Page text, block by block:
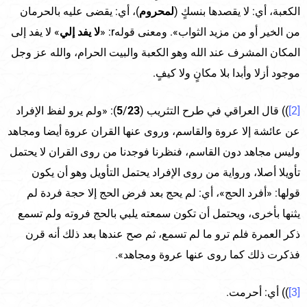
الكعبة، أي: لا يقصدها بنسكٍ (لمحروم)، أي: يقضى عليه بالحرمان
من الخير أو من مزيد الثواب». ومعنى قولهr: «
لا يفد إلي» لا يفد إلى
المكان المشرف عند الله وهو الكعبة والبيت الحرام، والله عز وجل
موجود أزلا وأبدا بلا مكانٍ ولا كيفٍ.
[2] )) قال العراقي في طرح التثريب ( 5/23
): «ولم يرو لفظ الإفراد
عن عائشة إلا عروة والقاسم، وروى عنها القران عروة أيضا ومجاهد
وليس مجاهد دون القاسم، فنظرنا فوجدنا من روى القران لا يحتمل
تأويلا أصلا، ورواية من روى الإفراد يحتمل التأويل وهو أن يكون
قولها: «أفرد الحج»، أي: لم يحج بعد فرض الحج إلا حجة فردة لم
يثنها بأخرى، ويحتمل أن تكون سمعته يلبي بالحج فروته ولم تسمع
ذكر العمرة فلم ترو ما لم تسمع، ثم صح عندها بعد ذلك أنه قرن
فذكرت ذلك كما روى عنها عروة ومجاهد».
[3] )) أي: أحرمت.